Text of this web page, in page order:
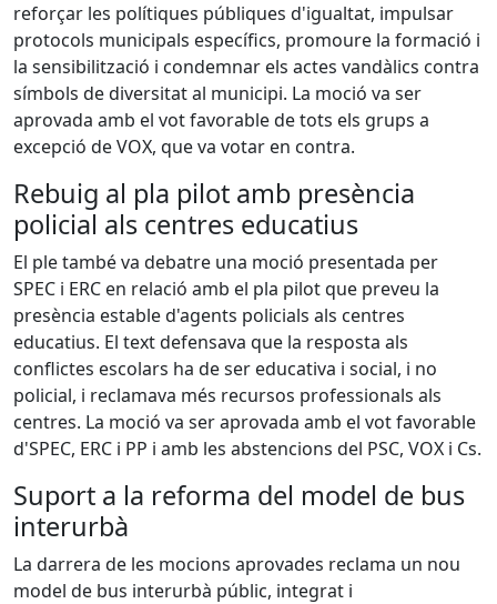
reforçar les polítiques públiques d'igualtat, impulsar
protocols municipals específics, promoure la formació i
la sensibilització i condemnar els actes vandàlics contra
símbols de diversitat al municipi. La moció va ser
aprovada amb el vot favorable de tots els grups a
excepció de VOX, que va votar en contra.
Rebuig al pla pilot amb presència
policial als centres educatius
El ple també va debatre una moció presentada per
SPEC i ERC en relació amb el pla pilot que preveu la
presència estable d'agents policials als centres
educatius. El text defensava que la resposta als
conflictes escolars ha de ser educativa i social, i no
policial, i reclamava més recursos professionals als
centres. La moció va ser aprovada amb el vot favorable
d'SPEC, ERC i PP i amb les abstencions del PSC, VOX i Cs.
Suport a la reforma del model de bus
interurbà
La darrera de les mocions aprovades reclama un nou
model de bus interurbà públic, integrat i